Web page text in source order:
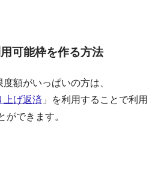
可能枠を作る方法
額がいっぱいの方は、
上げ返済 」を利用することで利用
ができます。